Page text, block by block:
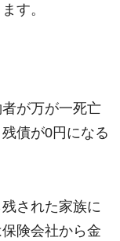
す。
が万が一死亡
債が0円になる
された家族に
険会社から金